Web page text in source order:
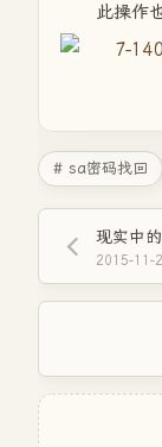
此操作
# sa密码找回
现实中
2015-11-